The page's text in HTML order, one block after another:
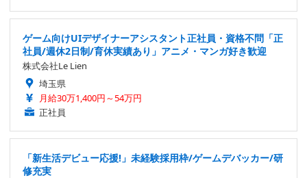
ゲーム向けUIデザイナーアシスタント正社員・資格不問「正
社員/週休2日制/育休実績あり」アニメ・マンガ好き歓迎
株式会社Le Lien
埼玉県
月給30万1,400円～54万円
正社員
「新生活デビュー応援!」未経験採用枠/ゲームデバッカー/研
修充実